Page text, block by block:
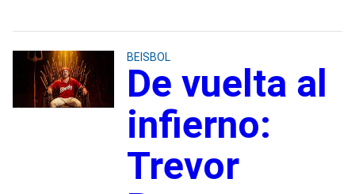
BEISBOL
De vuelta al
infierno:
Trevor